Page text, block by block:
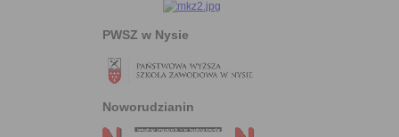
PWSZ w Nysie
Noworudzianin